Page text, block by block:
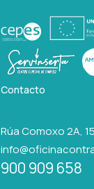
Contacto
Rúa Comoxo 2A,
900 909 658